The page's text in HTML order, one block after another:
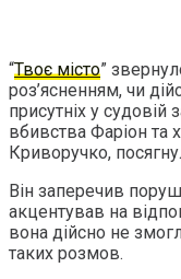
“Твоє місто”
роз’ясненням, чи
присутніх у судовій
вбивства Фаріон та
Криворучко,
Він заперечив
акцентував на
вона дійсно не
таких розмов.